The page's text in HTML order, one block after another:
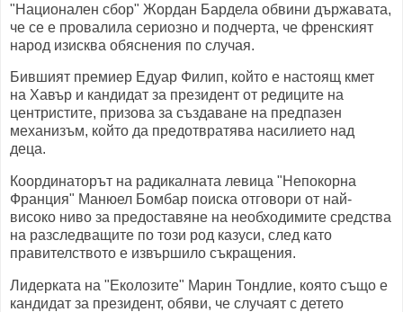
"Национален сбор" Жордан Бардела обвини държавата,
че се е провалила сериозно и подчерта, че френският
народ изисква обяснения по случая.
Бившият премиер Едуар Филип, който е настоящ кмет
на Хавър и кандидат за президент от редиците на
центристите, призова за създаване на предпазен
механизъм, който да предотвратява насилието над
деца.
Координаторът на радикалната левица "Непокорна
Франция" Манюел Бомбар поиска отговори от най-
високо ниво за предоставяне на необходимите средства
на разследващите по този род казуси, след като
правителството е извършило съкращения.
Лидерката на "Еколозите" Марин Тондлие, която също е
кандидат за президент, обяви, че случаят с детето